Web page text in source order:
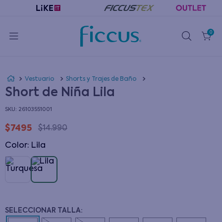
0
Vestuario Shorts y Trajes de Baño
Short de Niña Lila
: 26103551001
$7495 $14.990
Color: lila